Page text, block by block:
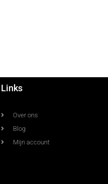
Links
Over ons
Blog
Mijn account